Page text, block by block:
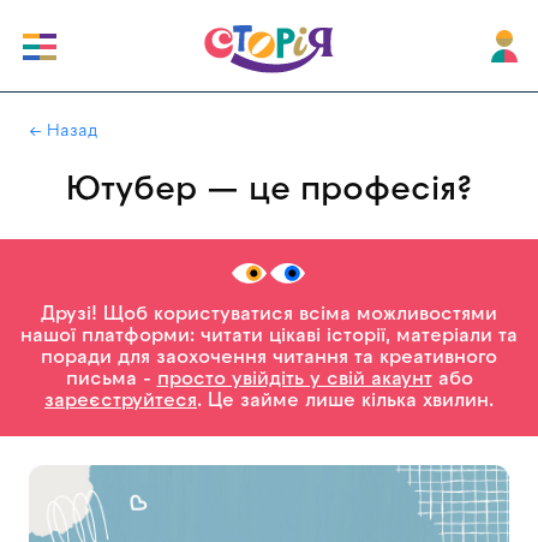
← Назад
Ютубер — це професія?
Друзі! Щоб користуватися всіма можливостями
нашої платформи: читати цікаві історії, матеріали та
поради для заохочення читання та креативного
письма - просто увійдіть у свій акаунтабо
зареєструйтеся. Це займе лише кілька хвилин.